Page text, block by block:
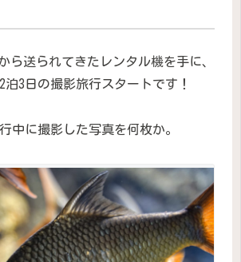
ら送られてきたレンタル機を手に、
泊3日の撮影旅行スタートです！
中に撮影した写真を何枚か。